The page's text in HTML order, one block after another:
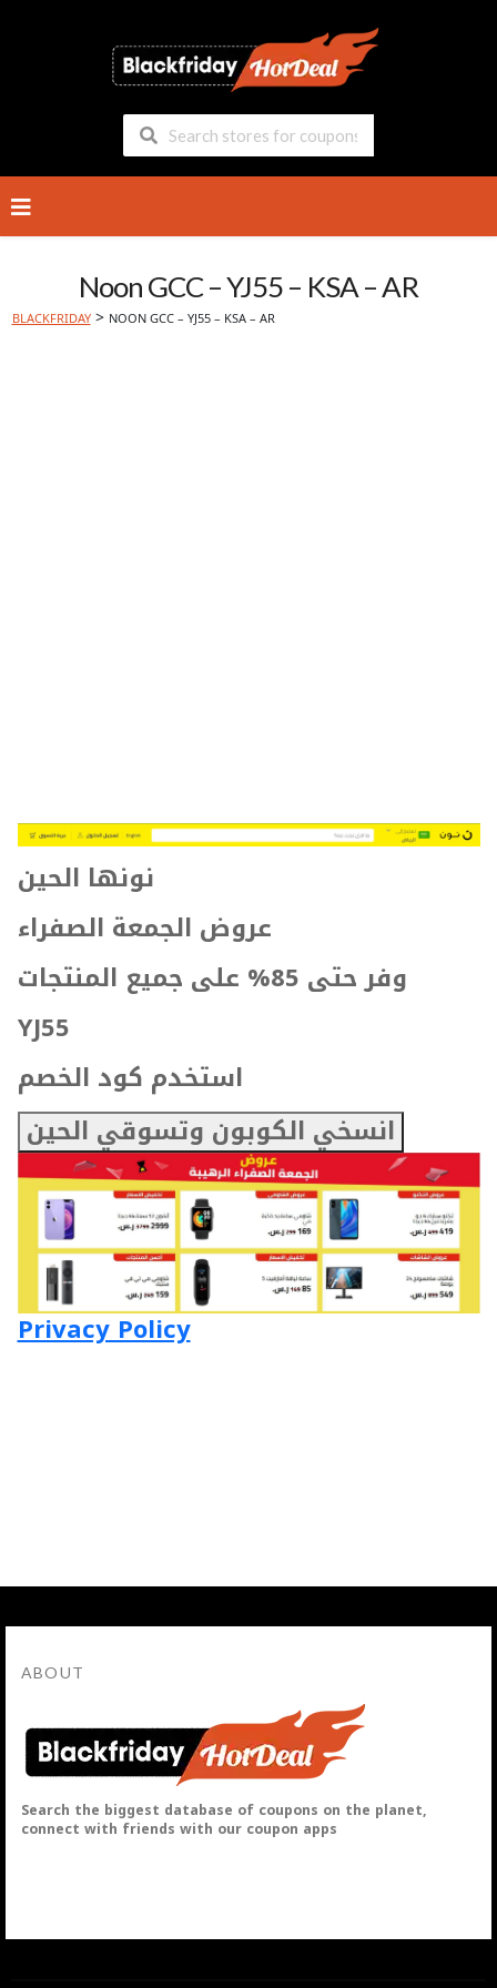
to
content
Noon GCC – YJ55 – KSA – AR
BLACKFRIDAY> NOON GCC – YJ55 – KSA – AR
نونها الحين
عروض الجمعة الصفراء
وفر حتى 85% على جميع المنتجات
YJ55
استخدم كود الخصم
انسخي الكوبون وتسوقي الحين
Privacy Policy
ABOUT
Search the biggest database of coupons on the planet,
connect with friends with our coupon apps